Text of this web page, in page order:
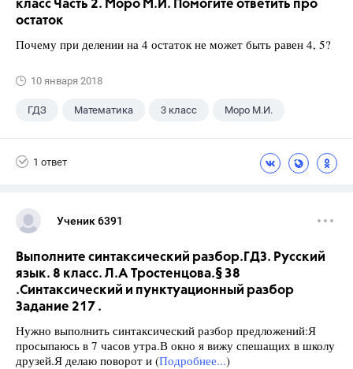
класс Часть 2. Моро М.И. Помогите ответить про
остаток
Почему при делении на 4 остаток не может быть равен 4, 5?
10 января 2018
ГДЗ Математика 3 класс Моро М.И.
1 ответ
Ученик 6391
Выполните синтаксический разбор.ГДЗ. Русский
язык. 8 класс. Л.А Тростенцова.§ 38
.Синтаксический и пунктуационный разбор
Задание 217 .
Нужно выполнить синтаксический разбор предложений:Я
просыпаюсь в 7 часов утра.В окно я вижу спешащих в школу
друзей.Я делаю поворот и (Подробнее...)